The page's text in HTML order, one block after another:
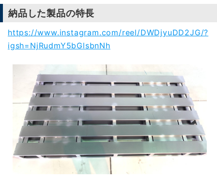
納品した製品の特長
https://www.instagram.com/reel/DWDjyuDD2JG/?
igsh=NjRudmY5bGlsbnNh